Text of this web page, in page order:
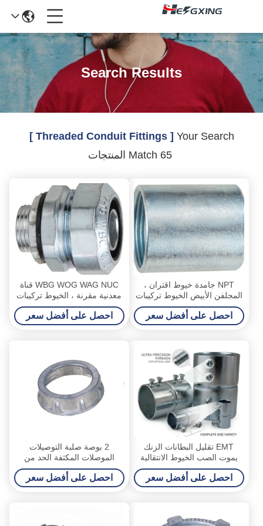
Search Results
Your Search
[ Threaded Conduit Fittings ]
NPT جامدة خيوط اقتران ،
المجلفن الأبيض الخيوط تركيبات
القناة
احصل على أفضل سعر
WBG WOG WAG NUC قناة
معدنية مقرنة ، الخيوط تركيبات
القناة المجلفن
احصل على أفضل سعر
EMT تقليل البطانات الزنك
يموت الصب الخيوط الانتقالية
1/2 إلى 4 بوصة UL E345464
معتمد
احصل على أفضل سعر
2 بوصة صلبة التوصيلات
الموصلات المكثفة الحد من
التآكل
احصل على أفضل سعر